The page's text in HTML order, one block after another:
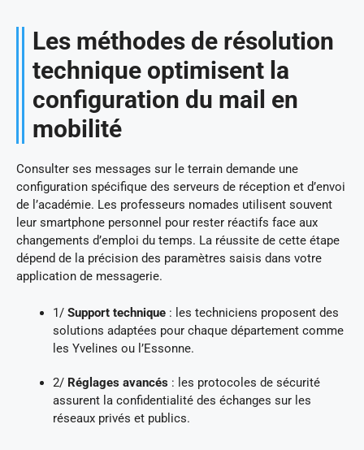
Les méthodes de résolution
technique optimisent la
configuration du mail en
mobilité
Consulter ses messages sur le terrain demande une
configuration spécifique des serveurs de réception et d’envoi
de l’académie. Les professeurs nomades utilisent souvent
leur smartphone personnel pour rester réactifs face aux
changements d’emploi du temps. La réussite de cette étape
dépend de la précision des paramètres saisis dans votre
application de messagerie.
1/ Support technique : les techniciens proposent des
solutions adaptées pour chaque département comme
les Yvelines ou l’Essonne.
2/ Réglages avancés : les protocoles de sécurité
assurent la confidentialité des échanges sur les
réseaux privés et publics.